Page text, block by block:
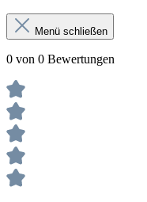
Menü schließen
0 von 0 Bewertungen